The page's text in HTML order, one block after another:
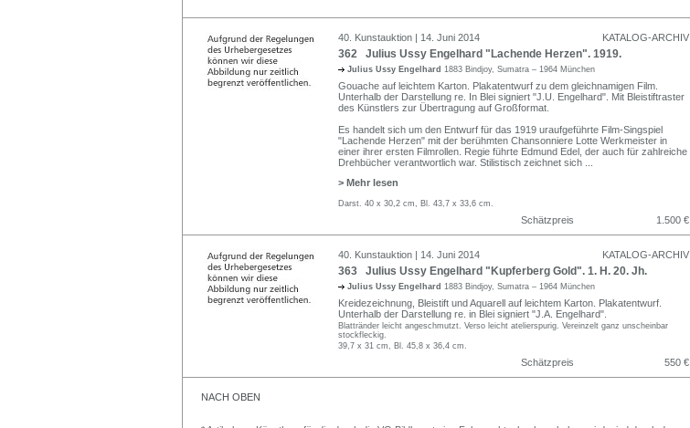
40. Kunstauktion | 14. Juni 2014 KATALOG-ARCHIV
362 Julius Ussy Engelhard "Lachende Herzen". 1919.
Julius Ussy Engelhard 1883 Bindjoy, Sumatra – 1964 München
Gouache auf leichtem Karton. Plakatentwurf zu dem gleichnamigen Film.
Unterhalb der Darstellung re. In Blei signiert "J.U. Engelhard". Mit Bleistiftraster
des Künstlers zur Übertragung auf Großformat.
Es handelt sich um den Entwurf für das 1919 uraufgeführte Film-Singspiel
"Lachende Herzen" mit der berühmten Chansonniere Lotte Werkmeister in
einer ihrer ersten Filmrollen. Regie führte Edmund Edel, der auch für zahlreiche
Drehbücher verantwortlich war. Stilistisch zeichnet sich
> Mehr lesen
Darst. 40 x 30,2 cm, Bl. 43,7 x 33,6 cm.
Schätzpreis 1.500 €
40. Kunstauktion | 14. Juni 2014 KATALOG-ARCHIV
363 Julius Ussy Engelhard "Kupferberg Gold". 1. H. 20. Jh.
Julius Ussy Engelhard 1883 Bindjoy, Sumatra – 1964 München
Kreidezeichnung, Bleistift und Aquarell auf leichtem Karton. Plakatentwurf.
Unterhalb der Darstellung re. in Blei signiert "J.A. Engelhard".
Blattränder leicht angeschmutzt. Verso leicht atelierspurig. Vereinzelt ganz unscheinbar
stockfleckig.
39,7 x 31 cm, Bl. 45,8 x 36,4 cm.
Schätzpreis 550 €
NACH OBEN